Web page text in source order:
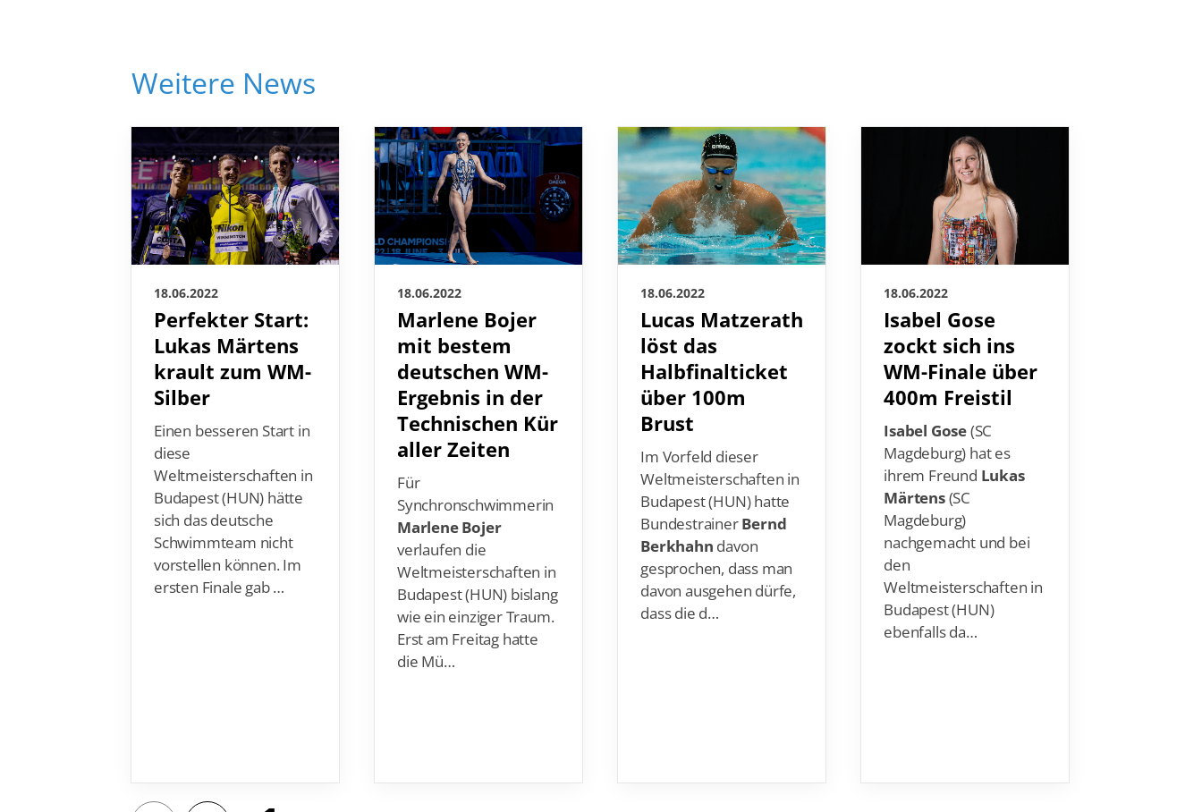
18.06.2022
Perfekter Start:
Lukas Märtens
krault zum WM-
Silber
Einen besseren Start in
diese
Weltmeisterschaften in
Budapest (HUN) hätte
sich das deutsche
Schwimmteam nicht
vorstellen können. Im
ersten Finale gab …
18.06.2022
Marlene Bojer
mit bestem
deutschen WM-
Ergebnis in der
Technischen Kür
aller Zeiten
Für
Synchronschwimmerin
Marlene Bojer
verlaufen die
Weltmeisterschaften in
Budapest (HUN) bislang
wie ein einziger Traum.
Erst am Freitag hatte
die Mü…
18.06.2022
Lucas Matzerath
löst das
Halbfinalticket
über 100m
Brust
Im Vorfeld dieser
Weltmeisterschaften in
Budapest (HUN) hatte
BundestrainerBernd
Berkhahndavon
gesprochen, dass man
davon ausgehen dürfe,
dass die d…
18.06.2022
Isabel Gose
zockt sich ins
WM-Finale über
400m Freistil
Isabel Gose(SC
Magdeburg) hat es
ihrem FreundLukas
Märtens(SC
Magdeburg)
nachgemacht und bei
den
Weltmeisterschaften in
Budapest (HUN)
ebenfalls da…
1